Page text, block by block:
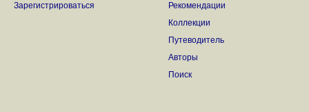
Зарегистрироваться
Рекомендации
Коллекции
Путеводитель
Авторы
Поиск